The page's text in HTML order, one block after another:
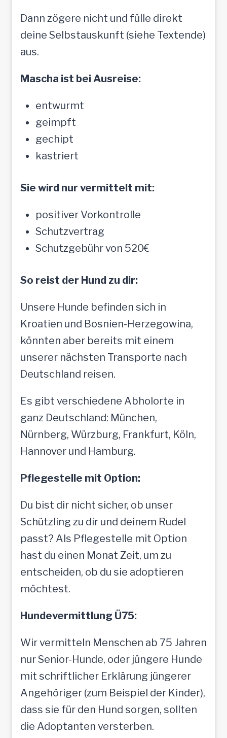
Dann zögere nicht und fülle direkt
deine Selbstauskunft (siehe Textende)
aus.
Mascha ist bei Ausreise:
entwurmt
geimpft
gechipt
kastriert
Sie wird nur vermittelt mit:
positiver Vorkontrolle
Schutzvertrag
Schutzgebühr von 520€
So reist der Hund zu dir:
Unsere Hunde befinden sich in
Kroatien und Bosnien-Herzegowina,
könnten aber bereits mit einem
unserer nächsten Transporte nach
Deutschland reisen.
Es gibt verschiedene Abholorte in
ganz Deutschland: München,
Nürnberg, Würzburg, Frankfurt, Köln,
Hannover und Hamburg.
Pflegestelle mit Option:
Du bist dir nicht sicher, ob unser
Schützling zu dir und deinem Rudel
passt? Als Pflegestelle mit Option
hast du einen Monat Zeit, um zu
entscheiden, ob du sie adoptieren
möchtest.
Hundevermittlung Ü75:
Wir vermitteln Menschen ab 75 Jahren
nur Senior-Hunde, oder jüngere Hunde
mit schriftlicher Erklärung jüngerer
Angehöriger (zum Beispiel der Kinder),
dass sie für den Hund sorgen, sollten
die Adoptanten versterben.